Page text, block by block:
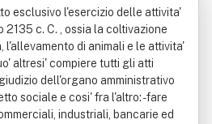
esclusivo l'esercizio delle attivita'
c. C. , ossia la coltivazione
l'allevamento di animali e le attivita'
altresi' compiere tutti gli atti
dell'organo amministrativo
sociale e cosi' fra l'altro: - fare
industriali, bancarie ed